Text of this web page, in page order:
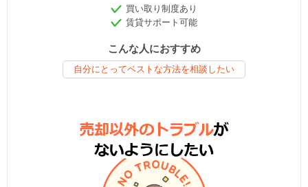
買い取り制度あり
賃貸サポート可能
こんな人におすすめ
自分にとってベストな方法を相談したい